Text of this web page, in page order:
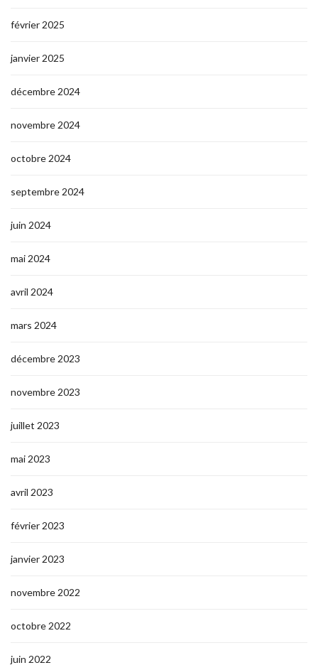
février 2025
janvier 2025
décembre 2024
novembre 2024
octobre 2024
septembre 2024
juin 2024
mai 2024
avril 2024
mars 2024
décembre 2023
novembre 2023
juillet 2023
mai 2023
avril 2023
février 2023
janvier 2023
novembre 2022
octobre 2022
juin 2022